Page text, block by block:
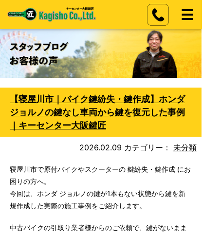
【寝屋川市｜バイク鍵紛失・鍵作成】ホンダ
ジョルノの鍵なし車両から鍵を復元した事例
｜キーセンター大阪鍵匠
2026.02.09 カテゴリー： 未分類
寝屋川市で原付バイクやスクーターの 鍵紛失・鍵作成 にお
困りの方へ。
今回は、ホンダ ジョルノの鍵が1本もない状態から鍵を新
規作成した実際の施工事例をご紹介します。
中古バイクの引取り業者様からのご依頼で、鍵がないまま